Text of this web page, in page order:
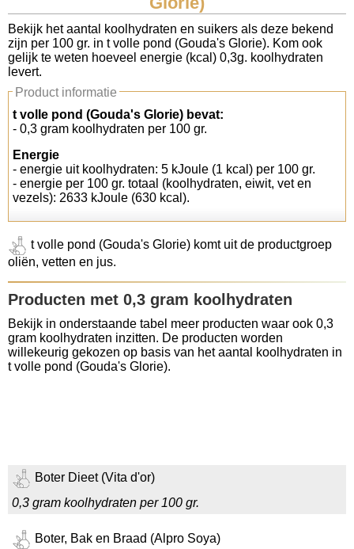
Koolhydraten tellen
Links
Bekijk het aantal koolhydraten en suikers als deze bekend
zijn per 100 gr. in t volle pond (Gouda's Glorie). Kom ook
gelijk te weten hoeveel energie (kcal) 0,3g. koolhydraten
levert.
Product informatie
t volle pond (Gouda's Glorie) bevat:
- 0,3 gram koolhydraten per 100 gr.
Energie
- energie uit koolhydraten: 5 kJoule (1 kcal) per 100 gr.
- energie per 100 gr. totaal (koolhydraten, eiwit, vet en
vezels): 2633 kJoule (630 kcal).
t volle pond (Gouda's Glorie) komt uit de productgroep
oliën, vetten en jus.
Producten met 0,3 gram koolhydraten
Bekijk in onderstaande tabel meer producten waar ook 0,3
gram koolhydraten inzitten. De producten worden
willekeurig gekozen op basis van het aantal koolhydraten in
t volle pond (Gouda's Glorie).
Boter Dieet (Vita d'or)
0,3 gram koolhydraten per 100 gr.
Boter, Bak en Braad (Alpro Soya)